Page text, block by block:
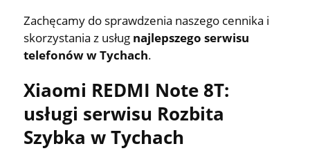
Zachęcamy do sprawdzenia naszego cennika i
skorzystania z usług najlepszego serwisu
telefonów w Tychach.
Xiaomi REDMI Note 8T:
usługi serwisu Rozbita
Szybka w Tychach